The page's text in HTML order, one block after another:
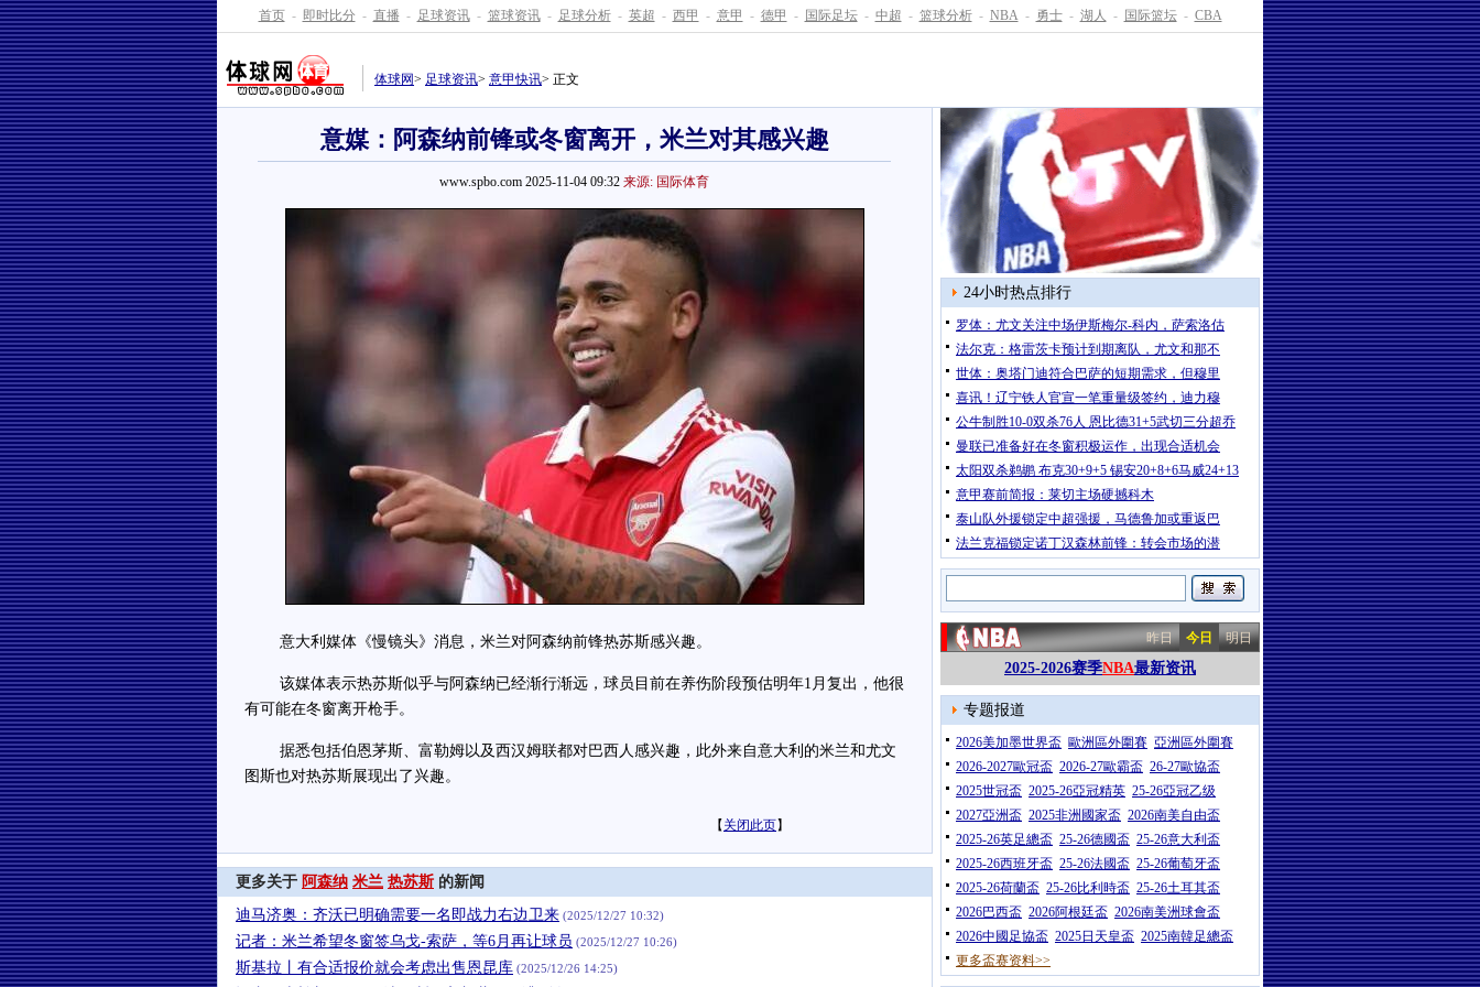
首页 - 即时比分 - 直播 - 足球资讯 - 篮球资讯 - 足球分析 - 英超 - 西甲 - 意甲 - 德甲 - 国际足坛 - 中超 - 篮球分析 - NBA - 勇士 - 湖人 - 国际篮坛 - CBA
体球网> 足球资讯> 意甲快讯> 正文
意媒：阿森纳前锋或冬窗离开，米兰对其感兴趣
www.spbo.com 2025-11-04 09:32 来源: 国际体育
意大利媒体《慢镜头》消息，米兰对阿森纳前锋热苏斯感兴趣。
该媒体表示热苏斯似乎与阿森纳已经渐行渐远，球员目前在养伤阶段预估明年1月复出，他很
有可能在冬窗离开枪手。
据悉包括伯恩茅斯、富勒姆以及西汉姆联都对巴西人感兴趣，此外来自意大利的米兰和尤文
图斯也对热苏斯展现出了兴趣。
【 关闭此页】
更多关于 阿森纳 米兰 热苏斯 的新闻
迪马济奥：齐沃已明确需要一名即战力右边卫来 (2025/12/27 10:32)
记者：米兰希望冬窗签乌戈-索萨，等6月再让球员 (2025/12/27 10:26)
斯基拉丨有合适报价就会考虑出售恩昆库 (2025/12/26 14:25)
24小时热点排行
罗体：尤文关注中场伊斯梅尔-科内，萨索洛估
法尔克：格雷茨卡预计到期离队，尤文和那不
世体：奥塔门迪符合巴萨的短期需求，但穆里
喜讯！辽宁铁人官宣一笔重量级签约，迪力穆
公牛制胜10-0双杀76人 恩比德31+5武切三分超乔
曼联已准备好在冬窗积极运作，出现合适机会
太阳双杀鹈鹕 布克30+9+5 锡安20+8+6马威24+13
意甲赛前简报：莱切主场硬撼科木
泰山队外援锁定中超强援，马德鲁加或重返巴
法兰克福锁定诺丁汉森林前锋：转会市场的潜
昨日 今日 明日
2025-2026赛季NBA最新资讯
专题报道
2026美加墨世界盃 歐洲區外圍賽 亞洲區外圍賽
2026-2027歐冠盃 2026-27歐霸盃 26-27歐協盃
2025世冠盃 2025-26亞冠精英 25-26亞冠乙级
2027亞洲盃 2025非洲國家盃 2026南美自由盃
2025-26英足總盃 25-26德國盃 25-26意大利盃
2025-26西班牙盃 25-26法國盃 25-26葡萄牙盃
2025-26荷蘭盃 25-26比利時盃 25-26土耳其盃
2026巴西盃 2026阿根廷盃 2026南美洲球會盃
2026中國足協盃 2025日天皇盃 2025南韓足總盃
更多盃赛资料>>